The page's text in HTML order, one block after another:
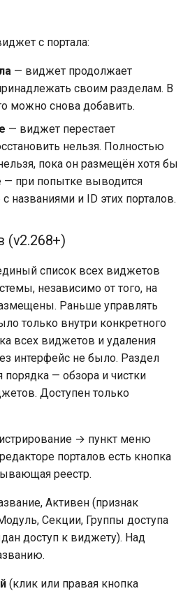
с портала:
— виджет продолжает
своим разделам. В
можно снова добавить.
— виджет перестает
нельзя. Полностью
пока он размещён хотя бы
— при попытке выводится
названиями и ID этих порталов.
(v2.268+)
список всех виджетов
независимо от того, на
Раньше управлять
только внутри конкретного
всех виджетов и удаления
интерфейс не было. Раздел
— обзора и чистки
Доступен только
→ пункт меню
порталов есть кнопка
реестр.
Активен (признак
Секции, Группы доступа
доступ к виджету). Над
(клик или правая кнопка